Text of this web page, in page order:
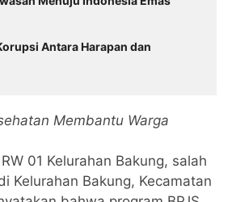
Antara Harapan dan
Membantu Warga
01 Kelurahan Bakung, salah
Kelurahan Bakung, Kecamatan